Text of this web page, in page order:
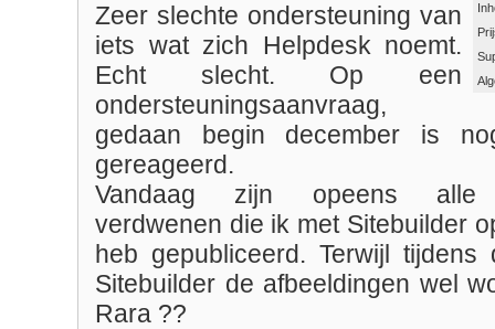
Zeer slechte ondersteuning van
iets wat zich Helpdesk noemt.
Echt slecht. Op een
ondersteuningsaanvraag,
gedaan begin december is
gereageerd.
Vandaag zijn opeens alle
verdwenen die ik met Sitebuilder
heb gepubliceerd. Terwijl
Sitebuilder de afbeeldingen wel
Rara ??